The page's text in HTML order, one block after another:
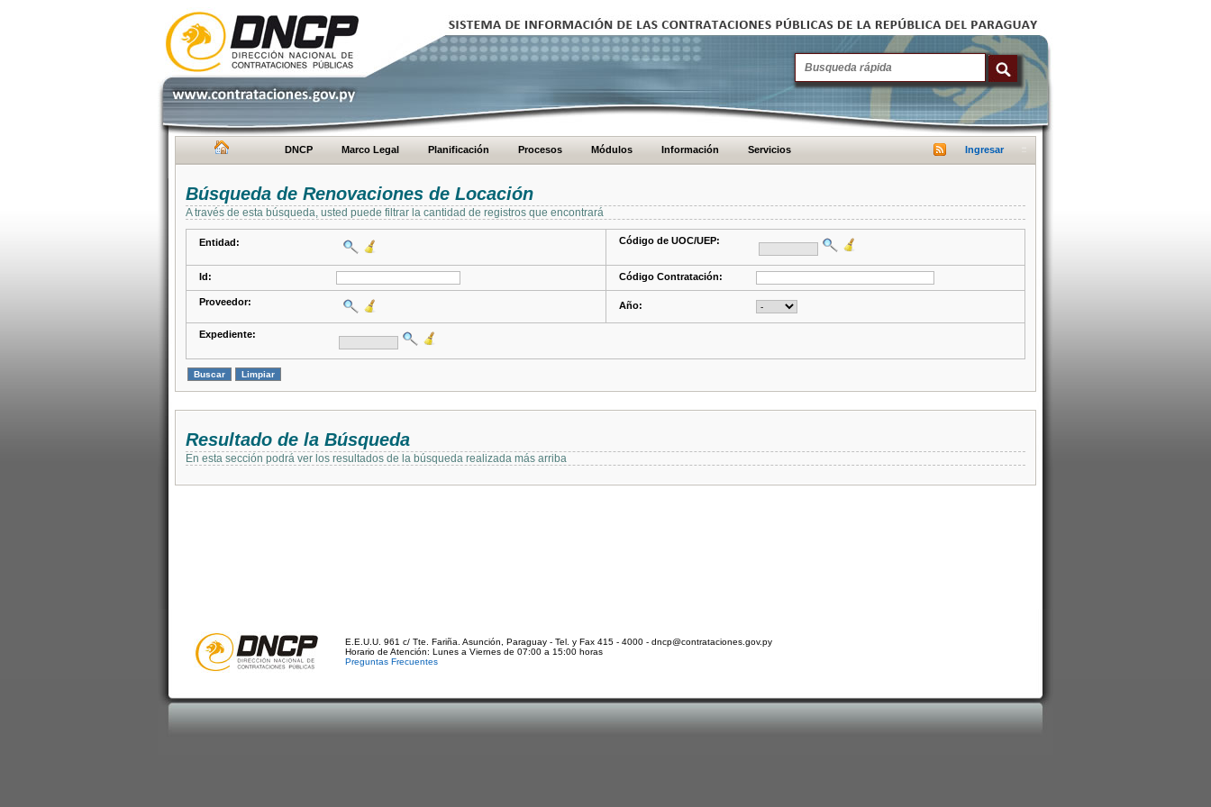
DNCP Marco Legal Planificación Procesos Módulos Información Servicios Ingresar
Búsqueda de Renovaciones de Locación
A través de esta búsqueda, usted puede filtrar la cantidad de registros que encontrará
Entidad: Código de UOC/UEP:
Id: Código Contratación:
Proveedor: Año:
Expediente:
Resultado de la Búsqueda
En esta sección podrá ver los resultados de la búsqueda realizada más arriba
E.E.U.U. 961 c/ Tte. Fariña. Asunción, Paraguay - Tel. y Fax 415 - 4000 - dncp@contrataciones.gov.py
Horario de Atención: Lunes a Viernes de 07:00 a 15:00 horas
Preguntas Frecuentes